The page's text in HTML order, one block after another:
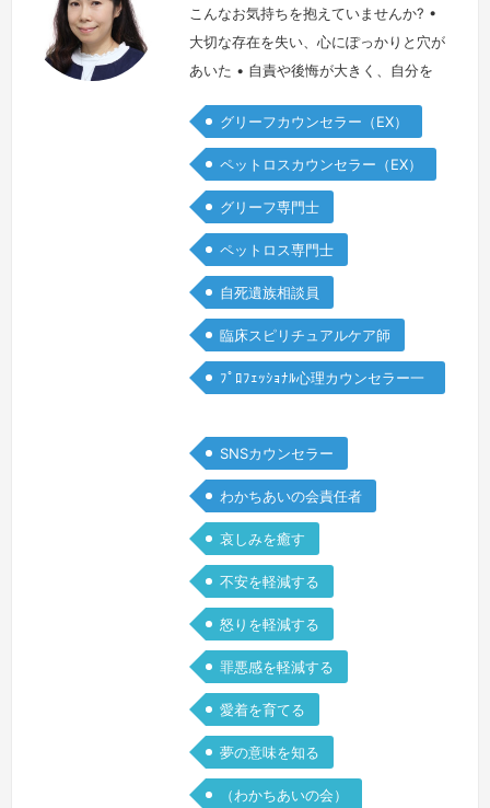
こんなお気持ちを抱えていませんか? •
大切な存在を失い、心にぽっかりと穴が
あいた • 自責や後悔が大きく、自分を
そうにふるまっているけれど、本当はつ
らい • 誰にもわかってもらえないよう
な孤立感がある • 変化してしまった人
間関係に戸惑っている • 誰にも本音を
話せず、ひとりきりで苦しんでいるグリ
ーフ(悲嘆)は、時間や理屈で簡単に癒え
るものではありません。け…
る »
グリーフカウンセラー（EX）
ペットロスカウンセラー（EX）
グリーフ専門士
ペットロス専門士
自死遺族相談員
臨床スピリチュアルケア師
ﾌﾟﾛﾌｪｯｼｮﾅﾙ心理カウンセラー一
SNSカウンセラー
わかちあいの会責任者
哀しみを癒す
不安を軽減する
怒りを軽減する
罪悪感を軽減する
愛着を育てる
夢の意味を知る
（わかちあいの会）